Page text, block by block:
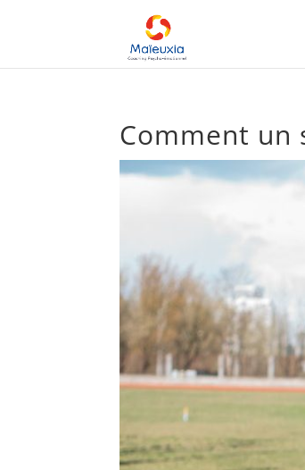
Comment